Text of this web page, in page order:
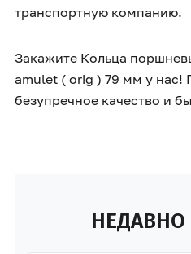
транспортную компанию.
Закажите Кольца
amulet ( orig ) 79 мм у нас!
безупречное качество и